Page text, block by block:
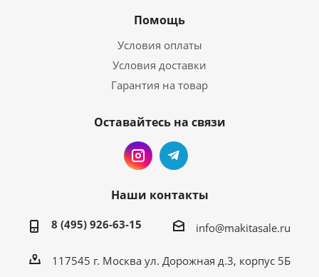
Помощь
Условия оплаты
Условия доставки
Гарантия на товар
Оставайтесь на связи
Наши контакты
8 (495) 926-63-15 info@makitasale.ru
117545 г. Москва ул. Дорожная д.3, корпус 5Б